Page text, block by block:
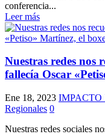
conferencia...
Leer más
Nuestras redes nos
fallecía Oscar
Ene 18, 2023 IMPACTO
Regionales 0
Nuestras redes sociales